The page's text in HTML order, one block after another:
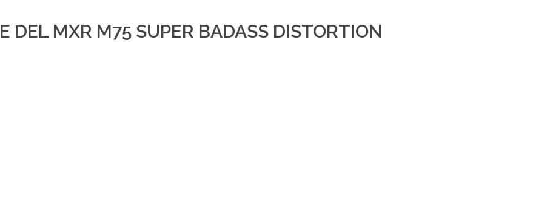
DEL MXR M75 SUPER BADASS DISTORTION